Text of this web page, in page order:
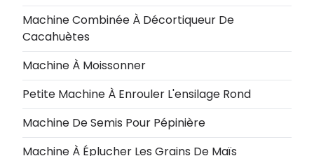
Machine Combinée À Décortiqueur De
Cacahuètes
Machine À Moissonner
Petite Machine À Enrouler L'ensilage Rond
Machine De Semis Pour Pépinière
Machine À Éplucher Les Grains De Maïs